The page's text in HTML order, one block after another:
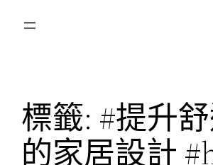
標籤: #提升
的家居設計